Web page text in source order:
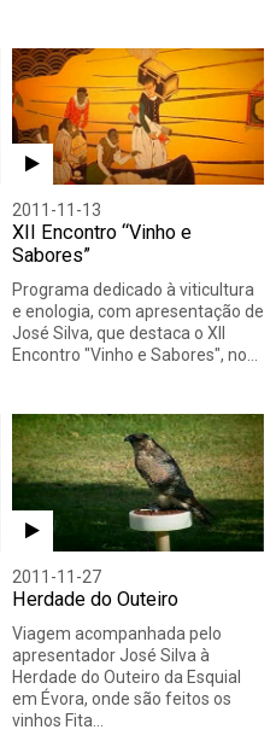
2011-11-13
XII Encontro “Vinho e
Sabores”
Programa dedicado à viticultura
e enologia, com apresentação de
José Silva, que destaca o XII
Encontro "Vinho e Sabores", no…
2011-11-27
Herdade do Outeiro
Viagem acompanhada pelo
apresentador José Silva à
Herdade do Outeiro da Esquial
em Évora, onde são feitos os
vinhos Fita…